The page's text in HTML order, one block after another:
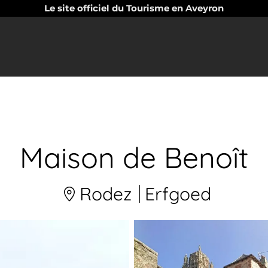
Le site officiel du Tourisme en Aveyron
Maison de Benoît
Rodez Erfgoed